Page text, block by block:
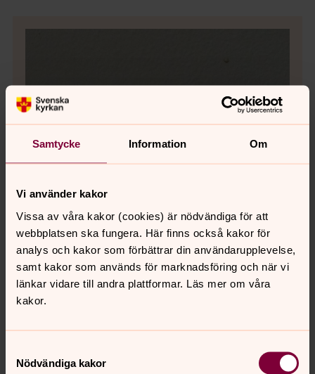
Samtycke Information Om
Vi använder kakor
Vissa av våra kakor (cookies) är nödvändiga för att
webbplatsen ska fungera. Här finns också kakor för
analys och kakor som förbättrar din användarupplevelse,
samt kakor som används för marknadsföring och när vi
länkar vidare till andra plattformar. Läs mer om våra
kakor.
Nödvändiga kakor